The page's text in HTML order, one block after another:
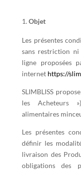
Objet
Les présentes
sans restriction ni
ligne proposées
internet https://
SLIMBLISS
les Acheteurs
alimentaires
Les présentes
définir les
livraison des
obligations des